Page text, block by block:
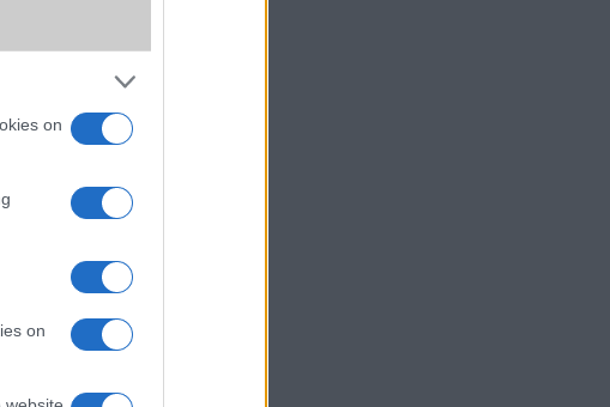
on
on
(Orosz),
(Power